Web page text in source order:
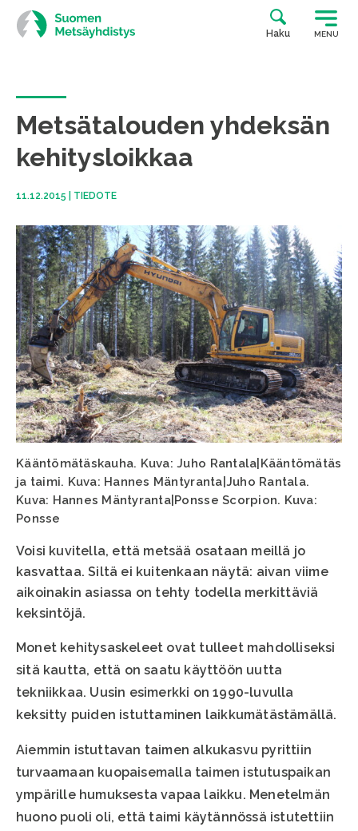
Siirry
suoraan
sisältöön
Haku MENU
Metsätalouden yhdeksän
kehitysloikkaa
11.12.2015 TIEDOTE
Kääntömätäskauha. Kuva: Juho Rantala|Kääntömätäs
ja taimi. Kuva: Hannes Mäntyranta|Juho Rantala.
Kuva: Hannes Mäntyranta|Ponsse Scorpion. Kuva:
Ponsse
Voisi kuvitella, että metsää osataan meillä jo
kasvattaa. Siltä ei kuitenkaan näytä: aivan viime
aikoinakin asiassa on tehty todella merkittäviä
keksintöjä.
Monet kehitysaskeleet ovat tulleet mahdolliseksi
sitä kautta, että on saatu käyttöön uutta
tekniikkaa. Uusin esimerkki on 1990-luvulla
keksitty puiden istuttaminen laikkumätästämällä.
Aiemmin istuttavan taimen alkukasvu pyrittiin
turvaamaan kuopaisemalla taimen istutuspaikan
ympärille humuksesta vapaa laikku. Menetelmän
huono puoli oli, että taimi käytännössä istutettiin